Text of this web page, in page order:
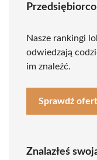
Nasze rankingi
odwiedzają
im znaleźć.
Sprawdź
Znalazłeś